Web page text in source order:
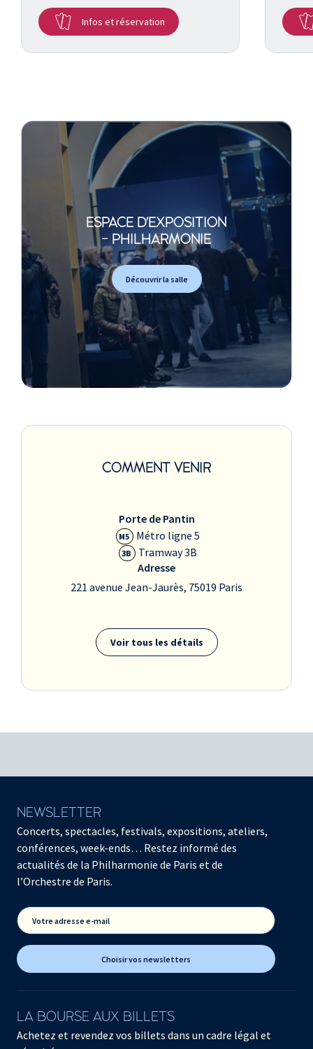
Infos et réservation
ESPACE D'EXPOSITION
- PHILHARMONIE
Découvrir la salle
COMMENT VENIR
Porte de Pantin
M5 Métro ligne 5
3B
Tramway 3B
Adresse
221 avenue Jean-Jaurès, 75019 Paris
Voir tous les détails
NEWSLETTER
Concerts, spectacles, festivals, expositions, ateliers,
conférences, week-ends… Restez informé des
actualités de la Philharmonie de Paris et de
l’Orchestre de Paris.
Votre adresse e-mail
Choisir vos newsletters
LA BOURSE AUX BILLETS
Achetez et revendez vos billets dans un cadre légal et